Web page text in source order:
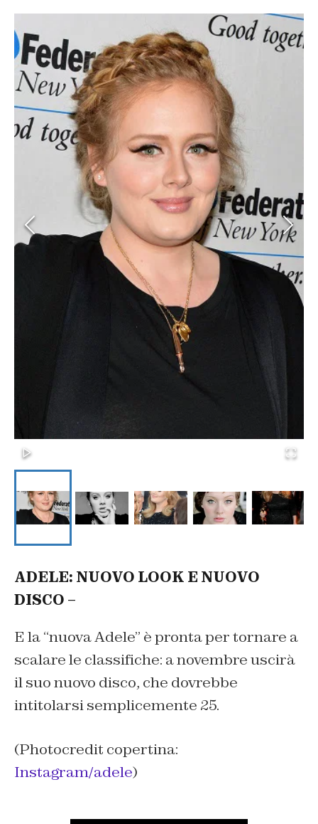
ADELE: NUOVO LOOK E NUOVO
DISCO –
E la “nuova Adele” è pronta per tornare a
scalare le classifiche: a novembre uscirà
il suo nuovo disco, che dovrebbe
intitolarsi semplicemente 25.
(Photocredit copertina:
Instagram/adele)